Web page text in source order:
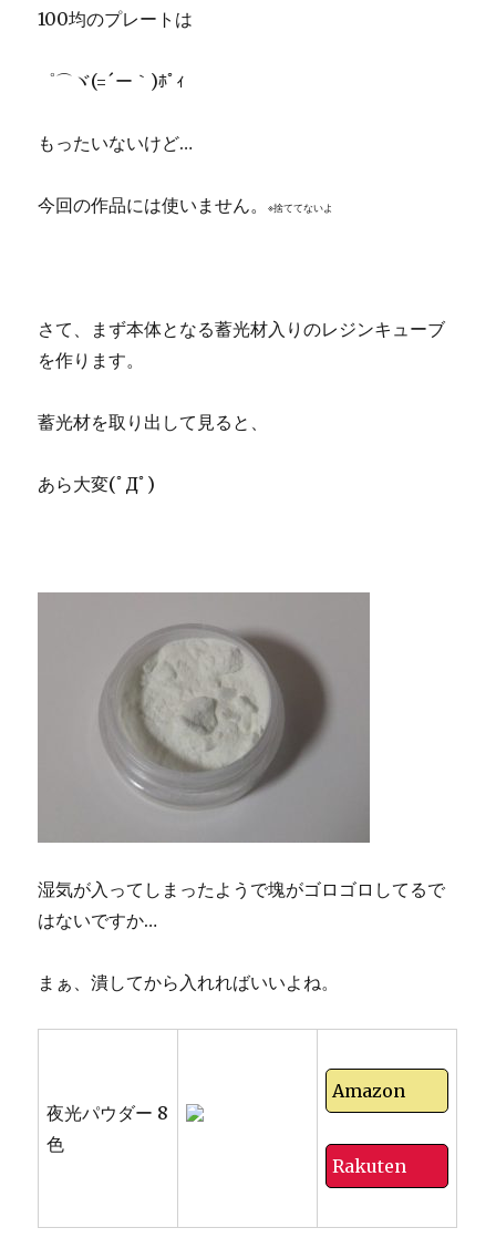
100均のプレートは
゜⌒ヾ(=´ー｀)ﾎﾟｨ
もったいないけど…
今回の作品には使いません。※捨ててないよ
さて、まず本体となる蓄光材入りのレジンキューブ
を作ります。
蓄光材を取り出して見ると、
あら大変(ﾟДﾟ)
湿気が入ってしまったようで塊がゴロゴロしてるで
はないですか…
まぁ、潰してから入れればいいよね。
夜光パウダー 8
色
Amazon
Rakuten